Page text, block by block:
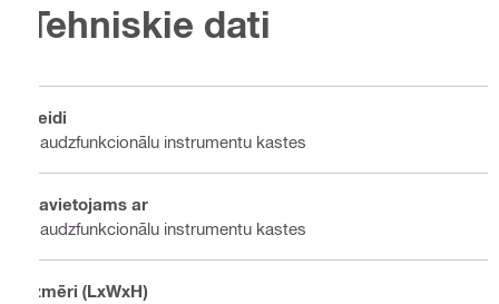
Tehniskie dati
Veidi
Daudzfunkcionālu instrumentu kastes
Savietojams ar
Daudzfunkcionālu instrumentu kastes
Izmēri (LxWxH)